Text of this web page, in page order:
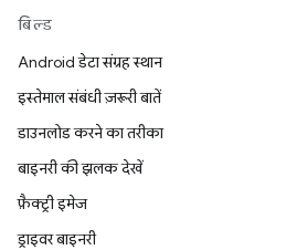
बिल्ड
Android डेटा संग्रह स्थान
इस्तेमाल संबंधी ज़रूरी बातें
डाउनलोड करने का तरीका
बाइनरी की झलक देखें
फ़ैक्ट्री इमेज
ड्राइवर बाइनरी